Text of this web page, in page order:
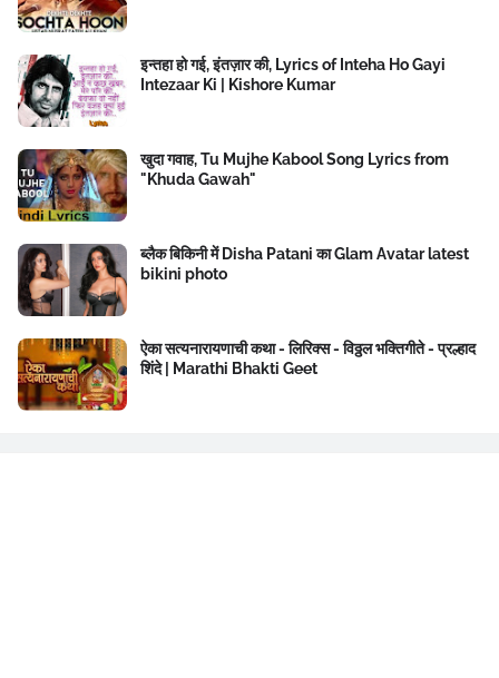
इन्तहा हो गई, इंतज़ार की, Lyrics of Inteha Ho Gayi
Intezaar Ki | Kishore Kumar
खुदा गवाह, Tu Mujhe Kabool Song Lyrics from
"Khuda Gawah"
ब्लैक बिकिनी में Disha Patani का Glam Avatar latest
bikini photo
ऐका सत्यनारायणाची कथा - लिरिक्स - विठ्ठल भक्तिगीते - प्रल्हाद
शिंदे | Marathi Bhakti Geet